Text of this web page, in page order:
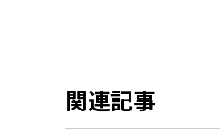
関連記事